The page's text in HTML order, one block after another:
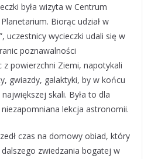
była wizyta w Centrum
Biorąc udział w
uczestnicy wycieczki udali się w
poznawalności
z powierzchni Ziemi, napotykali
gwiazdy, galaktyki, by w końcu
skali. Była to dla
lekcja astronomii.
czas na domowy obiad, który
zwiedzania bogatej w